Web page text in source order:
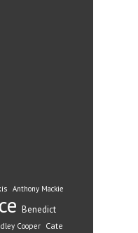
Anthony Mackie
Benedict
Cooper Cate